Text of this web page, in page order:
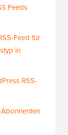
Feeds
Feed für
in
RSS-